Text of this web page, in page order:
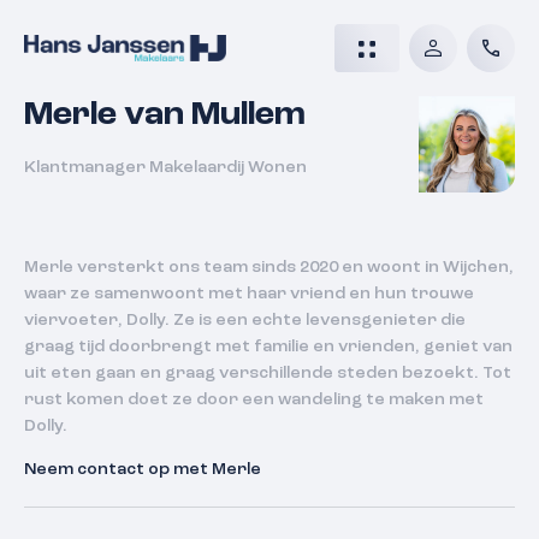
Merle van Mullem
Klantmanager Makelaardij Wonen
Merle versterkt ons team sinds 2020 en woont in Wijchen,
waar ze samenwoont met haar vriend en hun trouwe
viervoeter, Dolly. Ze is een echte levensgenieter die
graag tijd doorbrengt met familie en vrienden, geniet van
uit eten gaan en graag verschillende steden bezoekt. Tot
rust komen doet ze door een wandeling te maken met
Dolly.
Neem contact op met Merle